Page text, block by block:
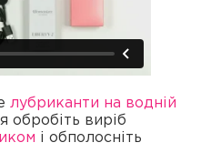
лубриканти на водній
обробіть виріб
і обполосніть